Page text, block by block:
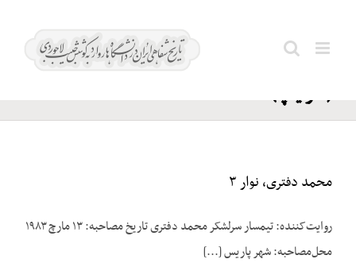
عباس
(سرتیپ)
محمد دفتری، نوار ۳
روایت‌کننده: تیمسار سرلشکر محمد دفتری تاریخ مصاحبه: ۱۳ مارچ ۱۹۸۳
محل‌مصاحبه: شهر پاریس [...]